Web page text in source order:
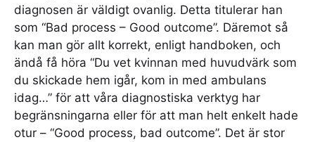
diagnosen är väldigt ovanlig. Detta titulerar han
som “Bad process – Good outcome”. Däremot så
kan man gör allt korrekt, enligt handboken, och
ändå få höra “Du vet kvinnan med huvudvärk som
du skickade hem igår, kom in med ambulans
idag…” för att våra diagnostiska verktyg har
begränsningarna eller för att man helt enkelt hade
otur – “Good process, bad outcome”. Det är stor